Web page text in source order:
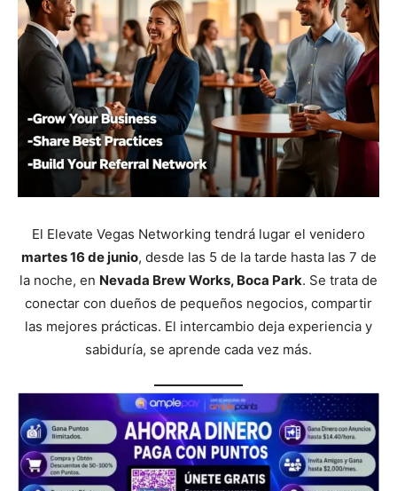
El Elevate Vegas Networking tendrá lugar el venidero
martes 16 de junio, desde las 5 de la tarde hasta las 7 de
la noche, en Nevada Brew Works, Boca Park. Se trata de
conectar con dueños de pequeños negocios, compartir
las mejores prácticas. El intercambio deja experiencia y
sabiduría, se aprende cada vez más.